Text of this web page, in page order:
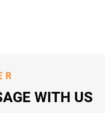
WITH US